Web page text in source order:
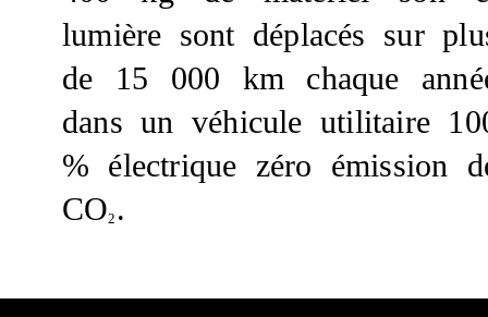
lumière sont déplacés sur
de 15 000 km chaque
dans un véhicule utilitaire
% électrique zéro émission
CO2 .